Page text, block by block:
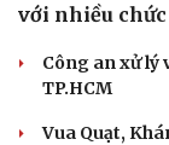
với nhiều
Công an xử lý
TP.HCM
Vua Quạt,